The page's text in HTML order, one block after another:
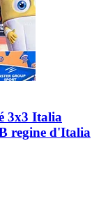
3x3 Italia
regine d'Italia